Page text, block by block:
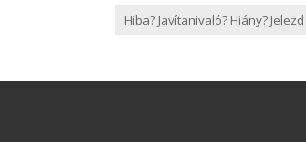
Hiba? Javítanivaló? Hiány?